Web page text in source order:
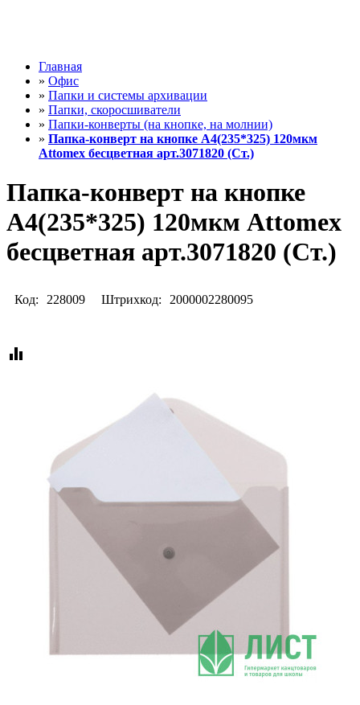
Главная
» Офис
» Папки и системы архивации
» Папки, скоросшиватели
» Папки-конверты (на кнопке, на молнии)
» Папка-конверт на кнопке А4(235*325) 120мкм
Attomex бесцветная арт.3071820 (Ст.)
Папка-конверт на кнопке
А4(235*325) 120мкм Attomex
бесцветная арт.3071820 (Ст.)
Код: 228009 Штрихкод: 2000002280095
equalizer